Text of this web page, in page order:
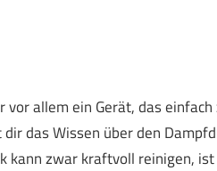
allem ein Gerät, das
das Wissen über den
kann zwar kraftvoll reinigen,